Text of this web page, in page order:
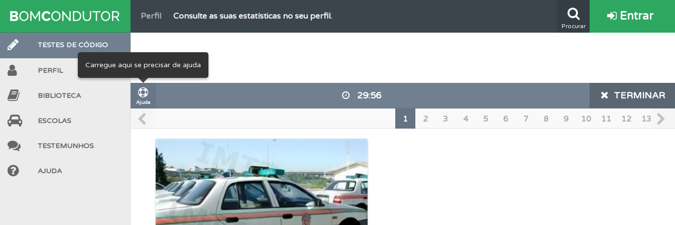
Perfil Consulte as suas estatísticas no seu perfil.
Testes O teste "Difícil" apresenta-lhe as questões mais falhadas na plataforma.
Questões As questões que usamos estão atualizadas e são as mesmas do exame oficial.
Conta
Questões Consulte aqui todas as questões que usamos na plataforma.
Perfil Veja as questões que errou no seu perfil.
Procurar
Entrar
TESTES DE CÓDIGO
PERFIL
BIBLIOTECA
ESCOLAS
TESTEMUNHOS
AJUDA
Ajuda
29:55 TERMINAR
1 2 3 4 5 6 7 8 9 10 11 12 13 14
Carregue aqui se precisar de ajuda